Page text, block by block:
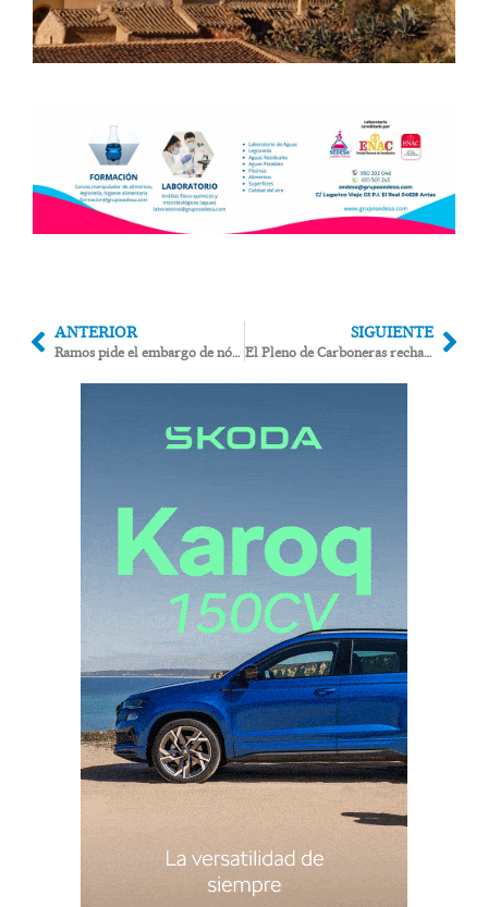
ANTERIOR
Ramos pide el embargo de nómina o bienes de María López por impago de 7.705€ en costas judiciales
SIGUIENTE
El Pleno de Carboneras rechaza el Plan de Ajuste propuesto por el alcalde